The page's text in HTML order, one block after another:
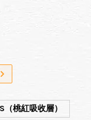
（桃紅吸收層）